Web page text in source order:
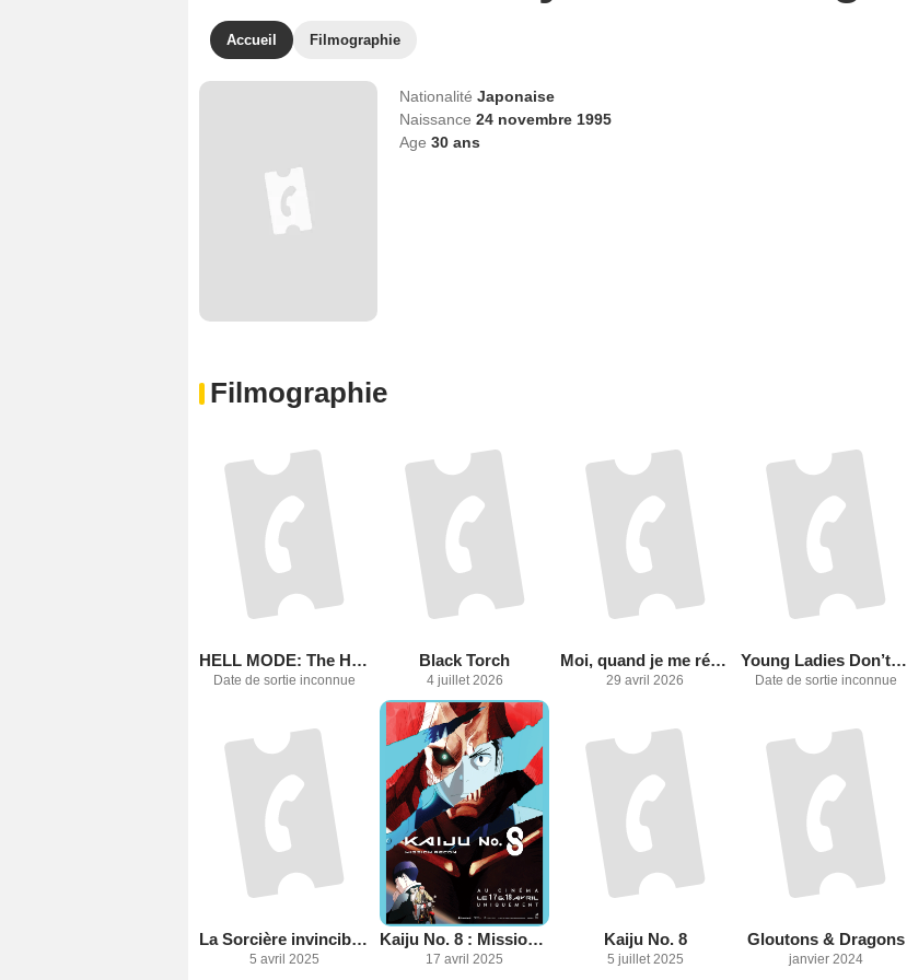
Accueil Filmographie
Nationalité Japonaise
Naissance 24 novembre 1995
Age 30ans
Filmographie
HELL MODE: The Hardcore Gamer Dominates in Another World with Garbage Balancing
Date de sortie inconnue
Black Torch
4 juillet 2026
Moi, quand je me réincarne en Slime, le film : les larmes de la mer azur
29 avril 2026
Young Ladies Don’t Play Fighting Games
Date de sortie inconnue
La Sorcière invincible tueuse de Slime depuis 300 ans
5 avril 2025
Kaiju No. 8 : Mission Recon
17 avril 2025
Kaiju No. 8
5 juillet 2025
Gloutons & Dragons
janvier 2024